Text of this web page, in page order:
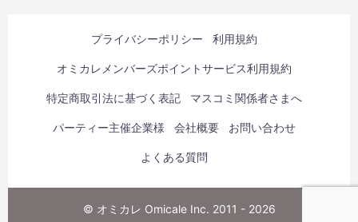
プライバシーポリシー 利用規約
オミカレメンバーズポイントサービス利用規約
特定商取引法に基づく表記 マスコミ関係者さまへ
パーティー主催企業様 会社概要 お問い合わせ
よくある質問
© オミカレ Omicale Inc. 2011 - 2026